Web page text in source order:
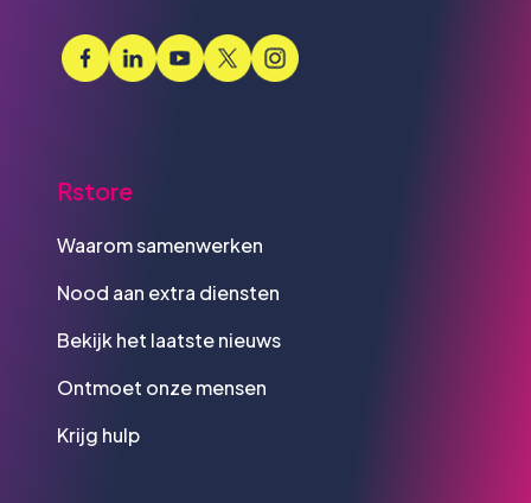
Rstore
Waarom samenwerken
Nood aan extra diensten
Bekijk het laatste nieuws
Ontmoet onze mensen
Krijg hulp